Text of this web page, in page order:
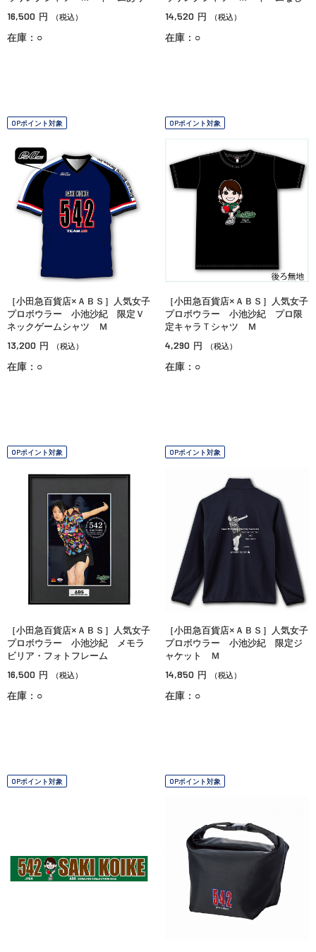
16,500 円 （税込）
在庫：○
14,520 円 （税込）
在庫：○
OPポイント対象
［小田急百貨店×ＡＢＳ］人気女子
プロボウラー 小池沙紀 限定Ｖ
ネックゲームシャツ Ｍ
13,200 円 （税込）
在庫：○
OPポイント対象
［小田急百貨店×ＡＢＳ］人気女子
プロボウラー 小池沙紀 プロ限
定キャラＴシャツ Ｍ
4,290 円 （税込）
在庫：○
OPポイント対象
［小田急百貨店×ＡＢＳ］人気女子
プロボウラー 小池沙紀 メモラ
ビリア・フォトフレーム
16,500 円 （税込）
在庫：○
OPポイント対象
［小田急百貨店×ＡＢＳ］人気女子
プロボウラー 小池沙紀 限定ジ
ャケット Ｍ
14,850 円 （税込）
在庫：○
OPポイント対象 OPポイント対象